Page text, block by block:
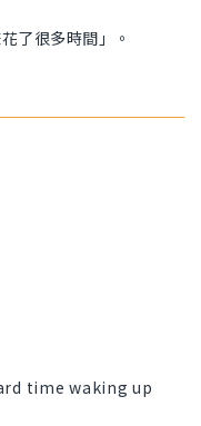
了很多時間」。
time waking up